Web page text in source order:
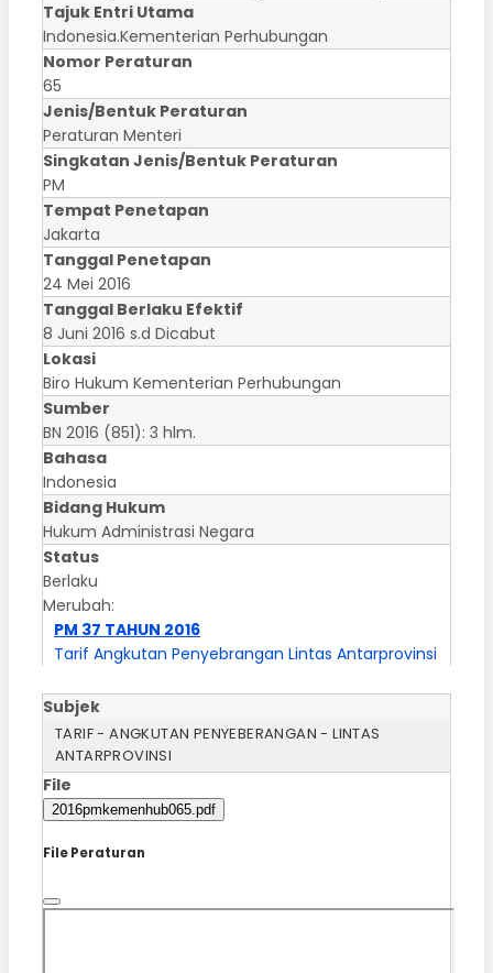
Tajuk Entri Utama
Indonesia.Kementerian Perhubungan
Nomor Peraturan
65
Jenis/Bentuk Peraturan
Peraturan Menteri
Singkatan Jenis/Bentuk Peraturan
PM
Tempat Penetapan
Jakarta
Tanggal Penetapan
24 Mei 2016
Tanggal Berlaku Efektif
8 Juni 2016 s.d Dicabut
Lokasi
Biro Hukum Kementerian Perhubungan
Sumber
BN 2016 (851): 3 hlm.
Bahasa
Indonesia
Bidang Hukum
Hukum Administrasi Negara
Status
Berlaku
Merubah:
PM 37 TAHUN 2016
Tarif Angkutan Penyebrangan Lintas Antarprovinsi
Subjek
TARIF - ANGKUTAN PENYEBERANGAN - LINTAS
ANTARPROVINSI
File
2016pmkemenhub065.pdf
File Peraturan